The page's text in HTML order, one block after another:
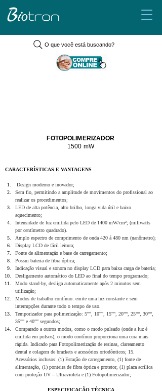
O que você está buscando?
FOTOPOLIMERIZADOR
1500 mW
CARACTERÍSTICAS E VANTAGENS
Design moderno e inovador;
Sem fio, permitindo a amplitude de movimentos do profissional ao
realizar os procedimentos;
LED de alta potência, alto brilho, longa vida útil e baixo
aquecimento;
Intensidade de luz emitida pelo LED de 1400 mW/cm²; (miliwatts
por centímetro quadrado).
Amplo espectro de comprimento de onda 420 á 480 nm (nanômetro);
Display LCD de fácil leitura;
Fonte de alimentação e base de carregamento;
Possui bateria de fibra óptica;
Indicação visual e sonora no display LCD para baixa carga de bateria;
Desligamento automático do LED ao final do tempo programado;
Modo stand-by, desliga automaticamente após 2 minutos sem
utilização;
Modos de trabalho contínuo: emite uma luz constante e sem
interrupções durante todo o tempo de uso.
Temporizador para polimerização: 5‟‟, 10‟‟, 15‟‟, 20‟‟, 25‟‟, 30‟‟,
35‟‟ e 40‟‟ segundos;
Comparado a outros modos, como o modo pulsado (onde a luz é
emitida em pulsos), o modo contínuo proporciona uma cura mais
rápida. Indicado para Fotopolimerização de resinas, clareamento
dental e colagem de brackets e acessórios ortodônticos; 15.
Acessórios inclusos: (1) Estação de carregamento, (1) fonte de
alimentação, (1) ponteira de fibra óptica e protetor, (1) placa acrílica
com proteção UV – Ultravioleta e (1) Fotopolimerizador;
ESPECIFICAÇÃO TÉCNICA